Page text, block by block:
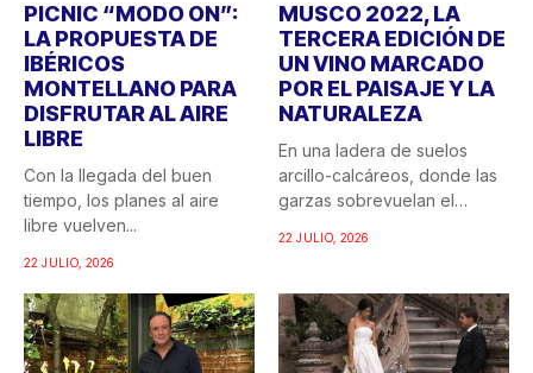
PICNIC “MODO ON”:
LA PROPUESTA DE
IBÉRICOS
MONTELLANO PARA
DISFRUTAR AL AIRE
LIBRE
Con la llegada del buen
tiempo, los planes al aire
libre vuelven...
22 JULIO, 2026
MUSCO 2022, LA
TERCERA EDICIÓN DE
UN VINO MARCADO
POR EL PAISAJE Y LA
NATURALEZA
En una ladera de suelos
arcillo-calcáreos, donde las
garzas sobrevuelan el
22 JULIO, 2026